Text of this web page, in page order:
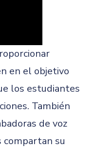
en el objetivo
los estudiantes
También
de voz
compartan su